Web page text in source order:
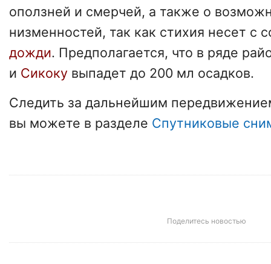
оползней и смерчей, а также о
низменностей, так как стихия несет с
дожди. Предполагается, что в ряде
и Сикоку выпадет до 200 мл осадков.
Следить за дальнейшим
вы можете в разделе Спутниковые
Поделитесь новостью